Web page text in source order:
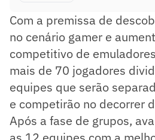
Com a premissa de
no cenário gamer e
competitivo de
mais de 70 jogadores
equipes que serão
e competirão no decorrer
Após a fase de grupos,